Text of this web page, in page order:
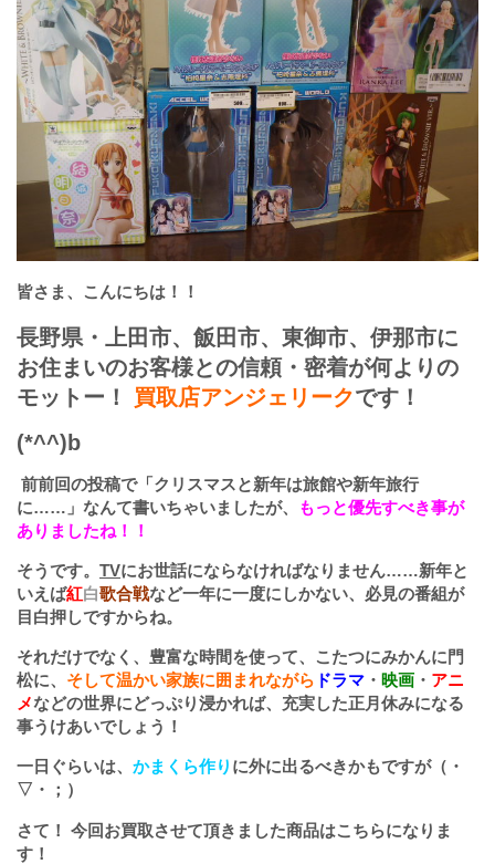
皆さま、こんにちは！！
長野県・上田市、飯田市、東御市、伊那市に
お住まいのお客様との信頼・密着が何よりの
モットー！ 買取店アンジェリークです！
(*^^)b
前前回の投稿で「クリスマスと新年は旅館や新年旅行
に……」なんて書いちゃいましたが、
もっと優先すべき事が
ありましたね！！
そうです。 TVにお世話にならなければなりません……新年と
いえば紅白歌合戦など一年に一度にしかない、必見の番組が
目白押しですからね。
それだけでなく、豊富な時間を使って、こたつにみかんに門
松に、 そして温かい家族に囲まれながら ドラマ ・ 映画 ・ アニ
メなどの世界にどっぷり浸かれば、充実した正月休みになる
事うけあいでしょう！
一日ぐらいは、 かまくら作り に外に出るべきかもですが（・
▽・；）
さて！ 今回お買取させて頂きました商品はこちらになりま
す！